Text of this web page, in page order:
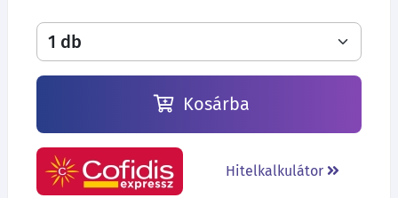
Kosárba
Hitelkalkulátor